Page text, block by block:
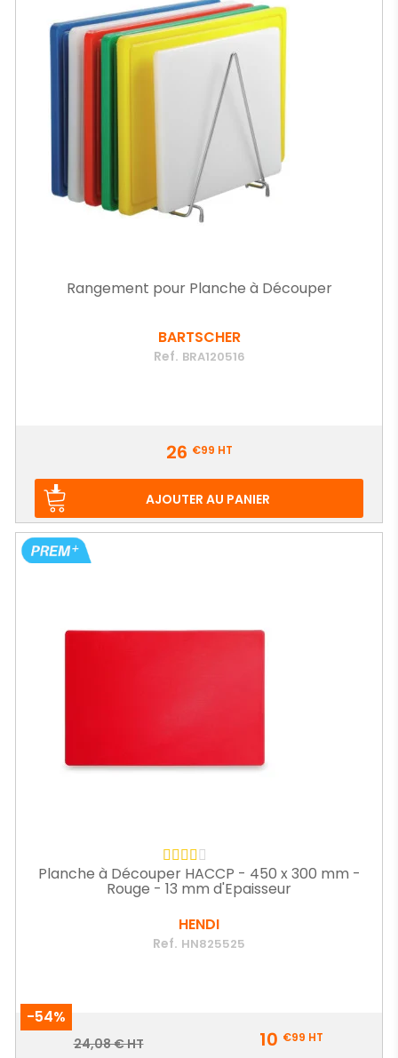
Rangement pour Planche à Découper
BARTSCHER
Ref. BRA120516
26 €99 HT
AJOUTER AU PANIER
Planche à Découper HACCP - 450 x 300 mm -
Rouge - 13 mm d'Epaisseur
HENDI
Ref. HN825525
-54%
Prix
Prix
24,08 € HT 10 €99 HT